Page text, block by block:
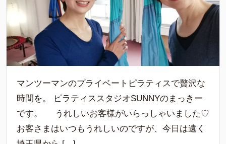
マンツーマンのプライベートピラティスで贅沢な
時間を。 ピラティススタジオSUNNYのまっきー
です。 うれしいお客様がいらっしゃいました♡
お客さまはいつもうれしいのですが、今日は遠く